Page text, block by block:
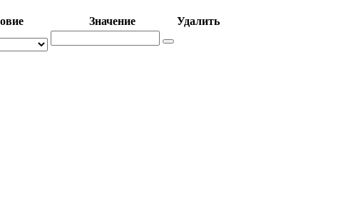
Значение Удалить